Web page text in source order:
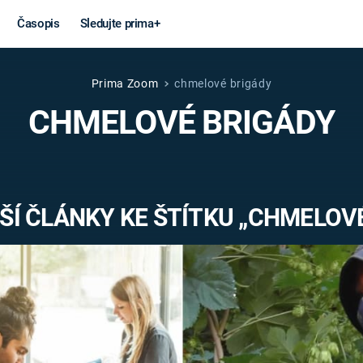
Časopis Sledujte prima+
Věda a
technika
MARS
Války
VÁLEČNÉ
Záhady a
Prima Zoom chmelové brigády
CHMELOVÉ BRIGÁDY
ČLÁNKY KE ŠTÍTKU